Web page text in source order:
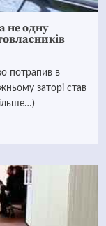
не одну
потрапив в
заторі став